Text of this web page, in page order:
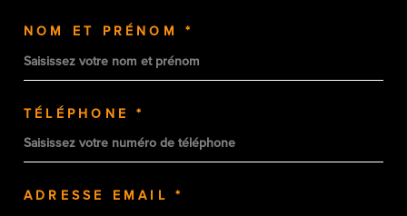
NOM ET PRÉNOM *
TÉLÉPHONE *
ADRESSE EMAIL *